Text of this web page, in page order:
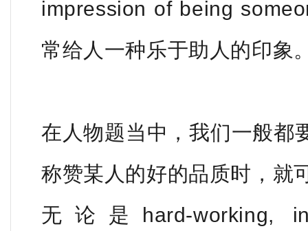
impression of being
常给人一种乐于助人的印象
在人物题当中，我们一般都
称赞某人的好的品质时，就
无论是hard-working,